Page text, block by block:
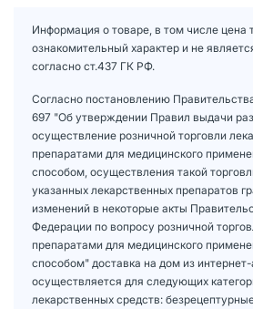
Информация о товаре, в том числе цена
ознакомительный характер и не
согласно ст.437 ГК РФ.
Согласно постановлению
697 "Об утверждении Правил выдачи
осуществление розничной торговли
препаратами для медицинского
способом, осуществления такой
указанных лекарственных препаратов
изменений в некоторые акты
Федерации по вопросу розничной
препаратами для медицинского
способом" доставка на дом из интернет-
осуществляется для следующих
лекарственных средств: